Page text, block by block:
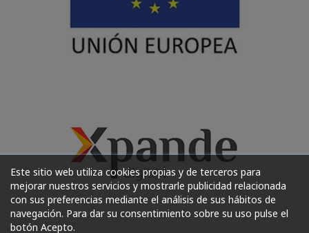
Este sitio web utiliza cookies propias y de terceros para
mejorar nuestros servicios y mostrarle publicidad relacionada
con sus preferencias mediante el análisis de sus hábitos de
navegación. Para dar su consentimiento sobre su uso pulse el
botón Acepto.